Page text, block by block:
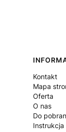
Kontakt
Mapa
Oferta
O nas
Do